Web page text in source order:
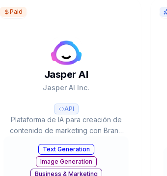
Paid
Jasper AI
Jasper AI Inc.
API
Plataforma de IA para creación de
contenido de marketing con Brand
templates, integración SEO y
colaboración en equipo. Usado por
20% del Fortune 500.
Text Generation
Image Generation
Business & Marketing